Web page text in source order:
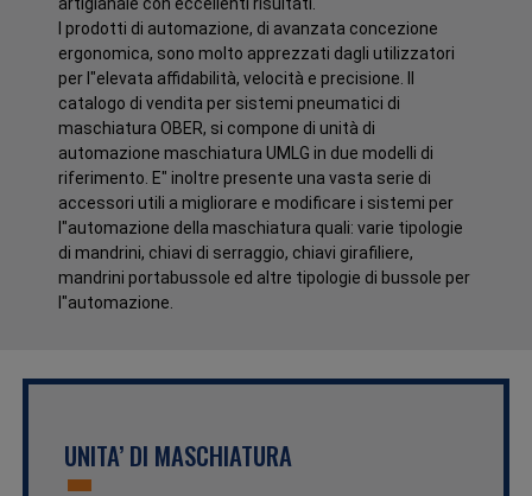
I prodotti di automazione, di avanzata concezione
ergonomica, sono molto apprezzati dagli utilizzatori
per l"elevata affidabilità, velocità e precisione. Il
catalogo di vendita per sistemi pneumatici di
maschiatura OBER, si compone di unità di
automazione maschiatura UMLG in due modelli di
riferimento. E" inoltre presente una vasta serie di
accessori utili a migliorare e modificare i sistemi per
l"automazione della maschiatura quali: varie tipologie
di mandrini, chiavi di serraggio, chiavi girafiliere,
mandrini portabussole ed altre tipologie di bussole per
l"automazione.
UNITA’ DI MASCHIATURA